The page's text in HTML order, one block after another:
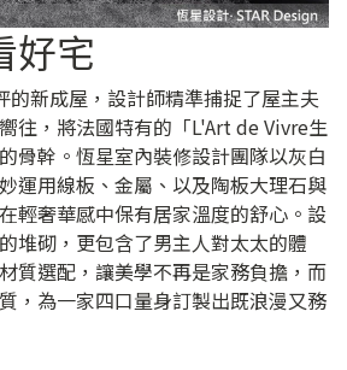
好宅
的新成屋，設計師精準捕捉了屋主夫
往，將法國特有的「L'Art de Vivre生
骨幹。恆星室內裝修設計團隊以灰白
運用線板、金屬、以及陶板大理石與
輕奢華感中保有居家溫度的舒心。設
堆砌，更包含了男主人對太太的體
質選配，讓美學不再是家務負擔，而
，為一家四口量身訂製出既浪漫又務